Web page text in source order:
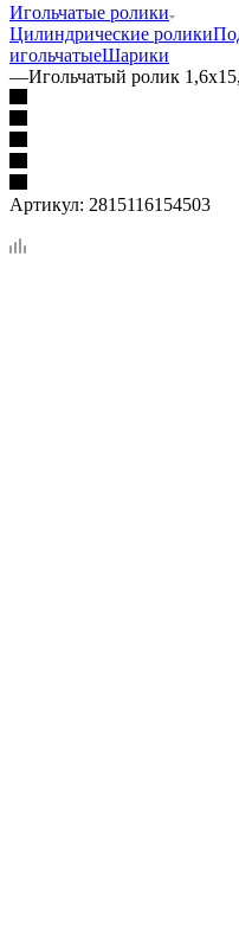
Игольчатые ролики
Цилиндрические ролики
игольчатыеШарики
—Игольчатый ролик
Артикул: 2815116154503